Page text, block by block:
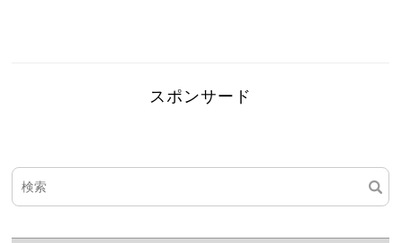
スポンサード